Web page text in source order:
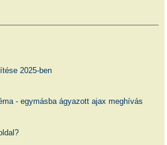
2025-ben
- egymásba ágyazott ajax meghívás